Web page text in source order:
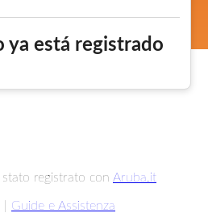
ya está registrado
registrato con Aruba.it
Guide e Assistenza